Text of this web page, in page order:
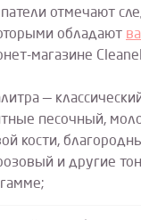
отмечают
обладают
магазине
—
песочный,
кости,
и другие